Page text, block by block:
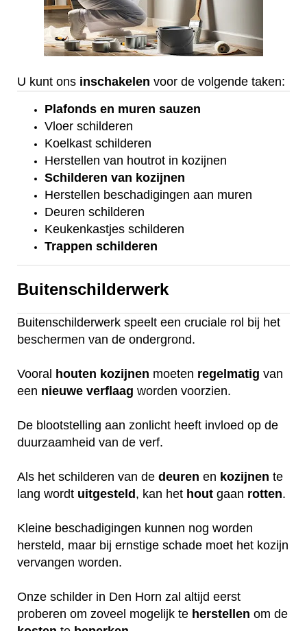
U kunt ons inschakelen voor de volgende taken:
Plafonds en muren sauzen
Vloer schilderen
Koelkast schilderen
Herstellen van houtrot in kozijnen
Schilderen van kozijnen
Herstellen beschadigingen aan muren
Deuren schilderen
Keukenkastjes schilderen
Trappen schilderen
Buitenschilderwerk
Buitenschilderwerk speelt een cruciale rol bij het
beschermen van de ondergrond.
Vooral houten kozijnen moeten regelmatig van
een nieuwe verflaag worden voorzien.
De blootstelling aan zonlicht heeft invloed op de
duurzaamheid van de verf.
Als het schilderen van de deuren en kozijnen te
lang wordt uitgesteld, kan het hout gaan rotten.
Kleine beschadigingen kunnen nog worden
hersteld, maar bij ernstige schade moet het kozijn
vervangen worden.
Onze schilder in Den Horn zal altijd eerst
proberen om zoveel mogelijk te herstellen om de